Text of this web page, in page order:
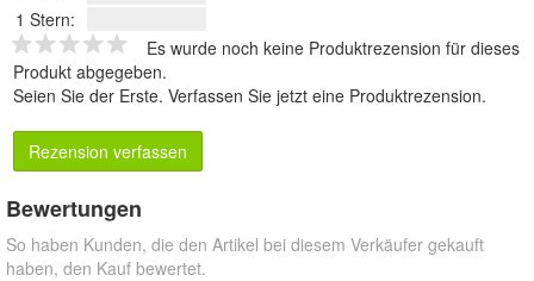
1 Stern:
Es wurde noch keine Produktrezension für dieses
Produkt abgegeben.
Seien Sie der Erste. Verfassen Sie jetzt eine Produktrezension.
Rezension verfassen
Bewertungen
So haben Kunden, die den Artikel bei diesem Verkäufer gekauft
haben, den Kauf bewertet.